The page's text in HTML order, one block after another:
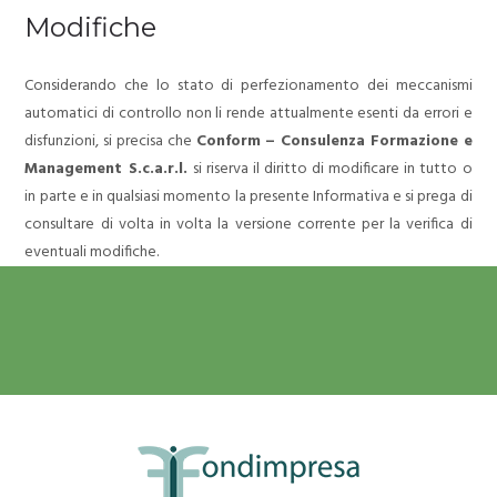
Modifiche
Considerando che lo stato di perfezionamento dei meccanismi
automatici di controllo non li rende attualmente esenti da errori e
disfunzioni, si precisa che Conform – Consulenza Formazione e
Management S.c.a.r.l. si riserva il diritto di modificare in tutto o
in parte e in qualsiasi momento la presente Informativa e si prega di
consultare di volta in volta la versione corrente per la verifica di
eventuali modifiche.